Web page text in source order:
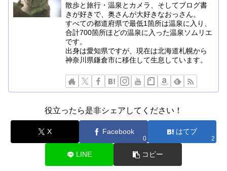
散歩と旅行・温泉とカメラ、そしてブログ書
きが好きで、奥さんが大好きなおっさん。
すべての都道府県で最低1箇所は温泉に入り、
合計700箇所ほどの温泉に入った温泉ソムリエ
です。
出身は愛知県ですが、現在は北海道札幌から
神奈川県鎌倉市に移住して生息しています。
役立ったら是非シェアしてください！
X Facebook
0
はてブ
2
LINE コピー